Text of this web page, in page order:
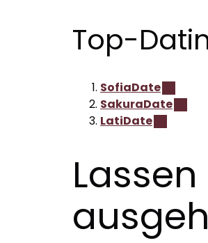
Top-
SofiaDate
SakuraDate
LatiDate